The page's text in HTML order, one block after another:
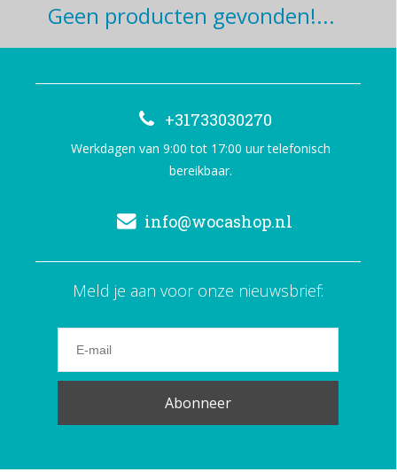
Geen producten gevonden!...
+31733030270
Werkdagen van 9:00 tot 17:00 uur telefonisch
bereikbaar.
info@wocashop.nl
Meld je aan voor onze nieuwsbrief:
Abonneer